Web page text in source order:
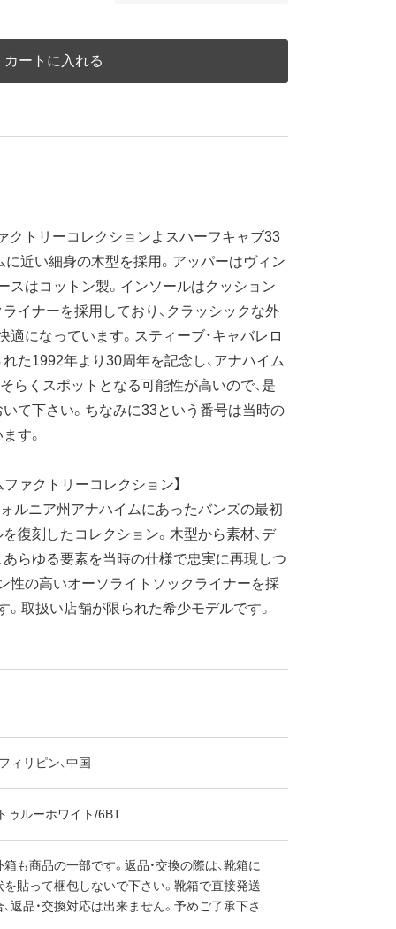
カートに入れる
トリーコレクションよスハーフキャブ33
に近い細身の木型を採用。アッパーはヴィン
スはコットン製。インソールはクッション
イナーを採用しており、クラッシックな外
適になっています。スティーブ・キャバレロ
た1992年より30周年を記念し、アナハイム
らくスポットとなる可能性が高いので、是
て下さい。ちなみに33という番号は当時の
す。
ファクトリーコレクション】
ルニア州アナハイムにあったバンズの最初
復刻したコレクション。木型から素材、デ
あらゆる要素を当時の仕様で忠実に再現しつ
性の高いオーソライトソックライナーを採
。取扱い店舗が限られた希少モデルです。
ィリピン、中国
ゥルーホワイト/6BT
も商品の一部です。返品・交換の際は、靴箱に
を貼って梱包しないで下さい。靴箱で直接発送
返品・交換対応は出来ません。予めご了承下さ